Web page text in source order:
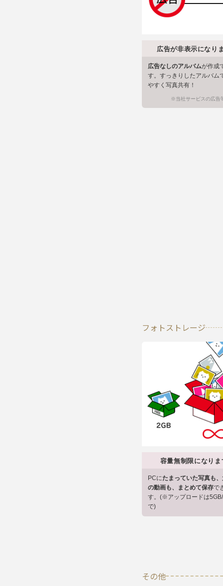
広告が非表示になり
広告なしのアルバムが作成
す。すっきりしたアルバム
やすく写真共有！
※当社サービスの広告
フォトストレージ
容量無制限になりま
PCにたまっていた写真も
の動画も、まとめて保存で
す。(※アップロードは
で)
その他